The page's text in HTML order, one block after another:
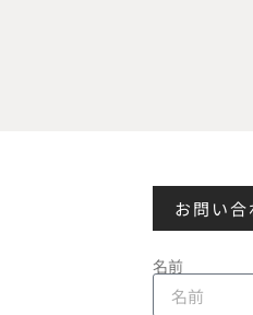
お問い合
名前